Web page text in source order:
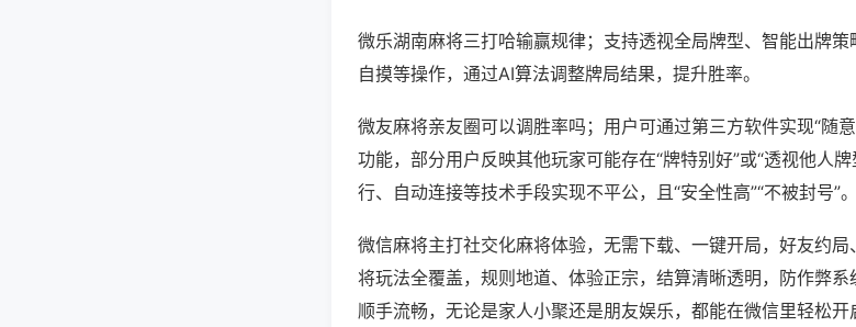
微乐湖南麻将三打哈输赢规律；支持透视全局牌型、智能出牌
自摸等操作，通过AI算法调整牌局结果，提升胜率。
微友麻将亲友圈可以调胜率吗；用户可通过第三方软件实现“随
功能，部分用户反映其他玩家可能存在“牌特别好”或“透视他人
行、自动连接等技术手段实现不平公，且“安全性高”“不被封号”。
微信麻将主打社交化麻将体验，无需下载、一键开局，好友约
将玩法全覆盖，规则地道、体验正宗，结算清晰透明，防作弊
顺手流畅，无论是家人小聚还是朋友娱乐，都能在微信里轻松开